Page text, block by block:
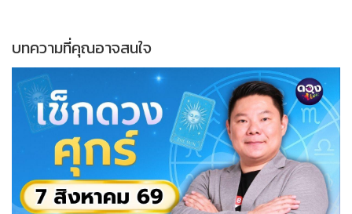
บทความที่คุณอาจสนใจ